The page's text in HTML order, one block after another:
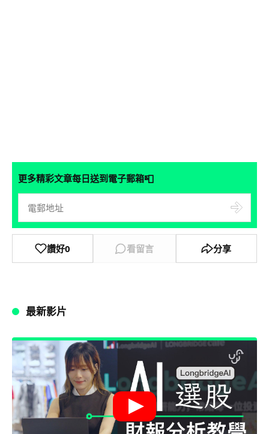
更多精彩文章每日送到電子郵箱📮
讚好0 看留言 分享
最新影片